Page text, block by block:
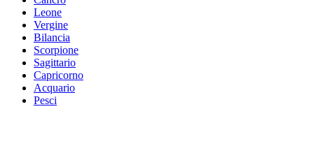
Leone
Vergine
Bilancia
Scorpione
Sagittario
Capricorno
Acquario
Pesci